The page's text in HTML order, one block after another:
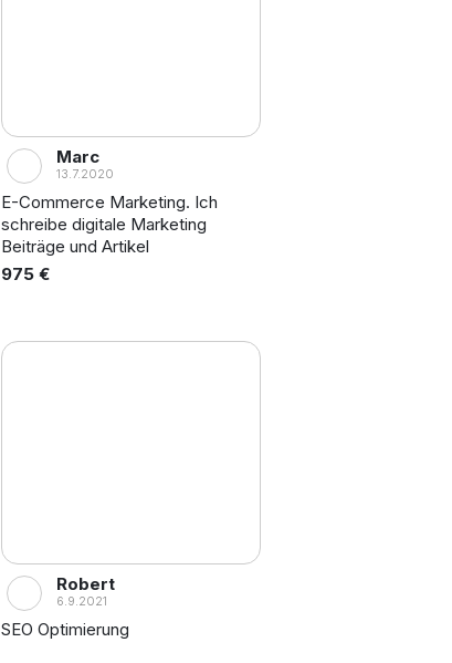
Marc
13.7.2020
E-Commerce Marketing. Ich
schreibe digitale Marketing
Beiträge und Artikel
975 €
Robert
6.9.2021
SEO Optimierung